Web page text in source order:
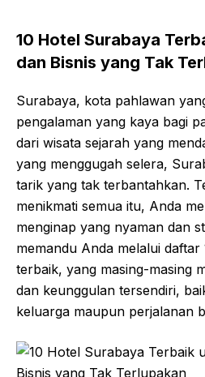
10 Hotel Surabaya
dan Bisnis yang Tak
Surabaya, kota pahlawan
pengalaman yang kaya bagi
dari wisata sejarah yang
yang menggugah selera,
tarik yang tak terbantahkan.
menikmati semua itu, Anda
menginap yang nyaman dan
memandu Anda melalui
terbaik, yang masing-masing
dan keunggulan tersendiri,
keluarga maupun perjalanan